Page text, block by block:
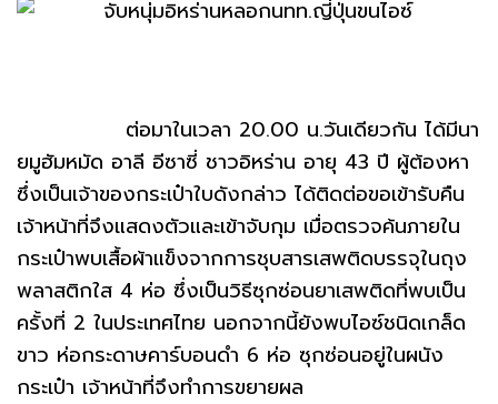
ต่อมาในเวลา 20.00 น.วันเดียวกัน ได้มีนา
ยมูฮัมหมัด อาลี อีซาซี่ ชาวอิหร่าน อายุ 43 ปี ผู้ต้องหา
ซึ่งเป็นเจ้าของกระเป๋าใบดังกล่าว ได้ติดต่อขอเข้ารับคืน
เจ้าหน้าที่จึงแสดงตัวและเข้าจับกุม เมื่อตรวจค้นภายใน
กระเป๋าพบเสื้อผ้าแข็งจากการชุบสารเสพติดบรรจุในถุง
พลาสติกใส 4 ห่อ ซึ่งเป็นวิธีซุกซ่อนยาเสพติดที่พบเป็น
ครั้งที่ 2 ในประเทศไทย นอกจากนี้ยังพบไอซ์ชนิดเกล็ด
ขาว ห่อกระดาษคาร์บอนดำ 6 ห่อ ซุกซ่อนอยู่ในผนัง
กระเป๋า เจ้าหน้าที่จึงทำการขยายผล